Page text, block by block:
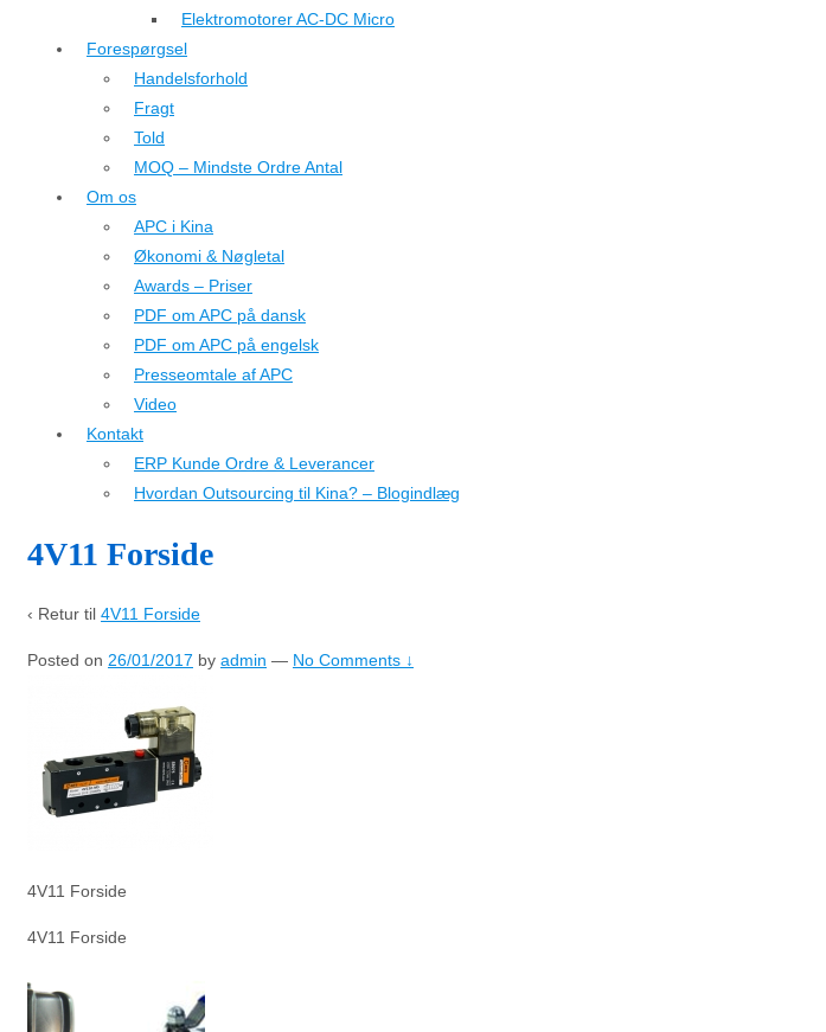
Elektromotorer AC-DC Micro
Forespørgsel
Handelsforhold
Fragt
Told
MOQ – Mindste Ordre Antal
Om os
APC i Kina
Økonomi & Nøgletal
Awards – Priser
PDF om APC på dansk
PDF om APC på engelsk
Presseomtale af APC
Video
Kontakt
ERP Kunde Ordre & Leverancer
Hvordan Outsourcing til Kina? – Blogindlæg
4V11 Forside
‹ Retur til 4V11 Forside
Posted on 26/01/2017 by admin — No Comments ↓
4V11 Forside
4V11 Forside